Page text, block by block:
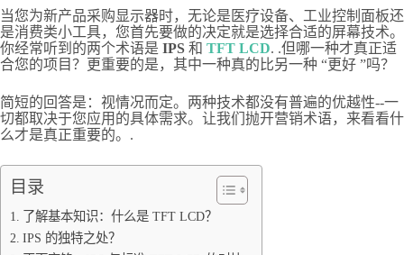
当您为新产品采购显示器时，无论是医疗设备、工业控制面板还
是消费类小工具，您首先要做的决定就是选择合适的屏幕技术。
你经常听到的两个术语是 IPS 和 TFT LCD. .但哪一种才真正适
合您的项目？更重要的是，其中一种真的比另一种 “更好 ”吗？
简短的回答是：视情况而定。两种技术都没有普遍的优越性--一
切都取决于您应用的具体需求。让我们抛开营销术语，来看看什
么才是真正重要的。.
目录
了解基本知识：什么是 TFT LCD？
IPS 的独特之处？